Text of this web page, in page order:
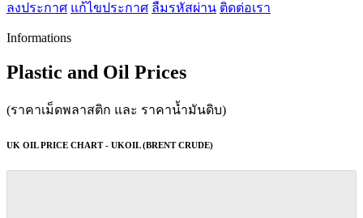
ลงประกาศ แก้ไขประกาศ ลืมรหัสผ่าน ติดต่อเรา
Informations
Plastic and Oil Prices
(ราคาเม็ดพลาสติก และ ราคาน้ำมันดิบ)
UK OIL PRICE CHART - UKOIL (BRENT CRUDE)